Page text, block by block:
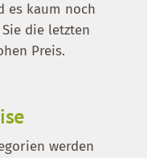
es kaum noch
die letzten
Preis.
werden